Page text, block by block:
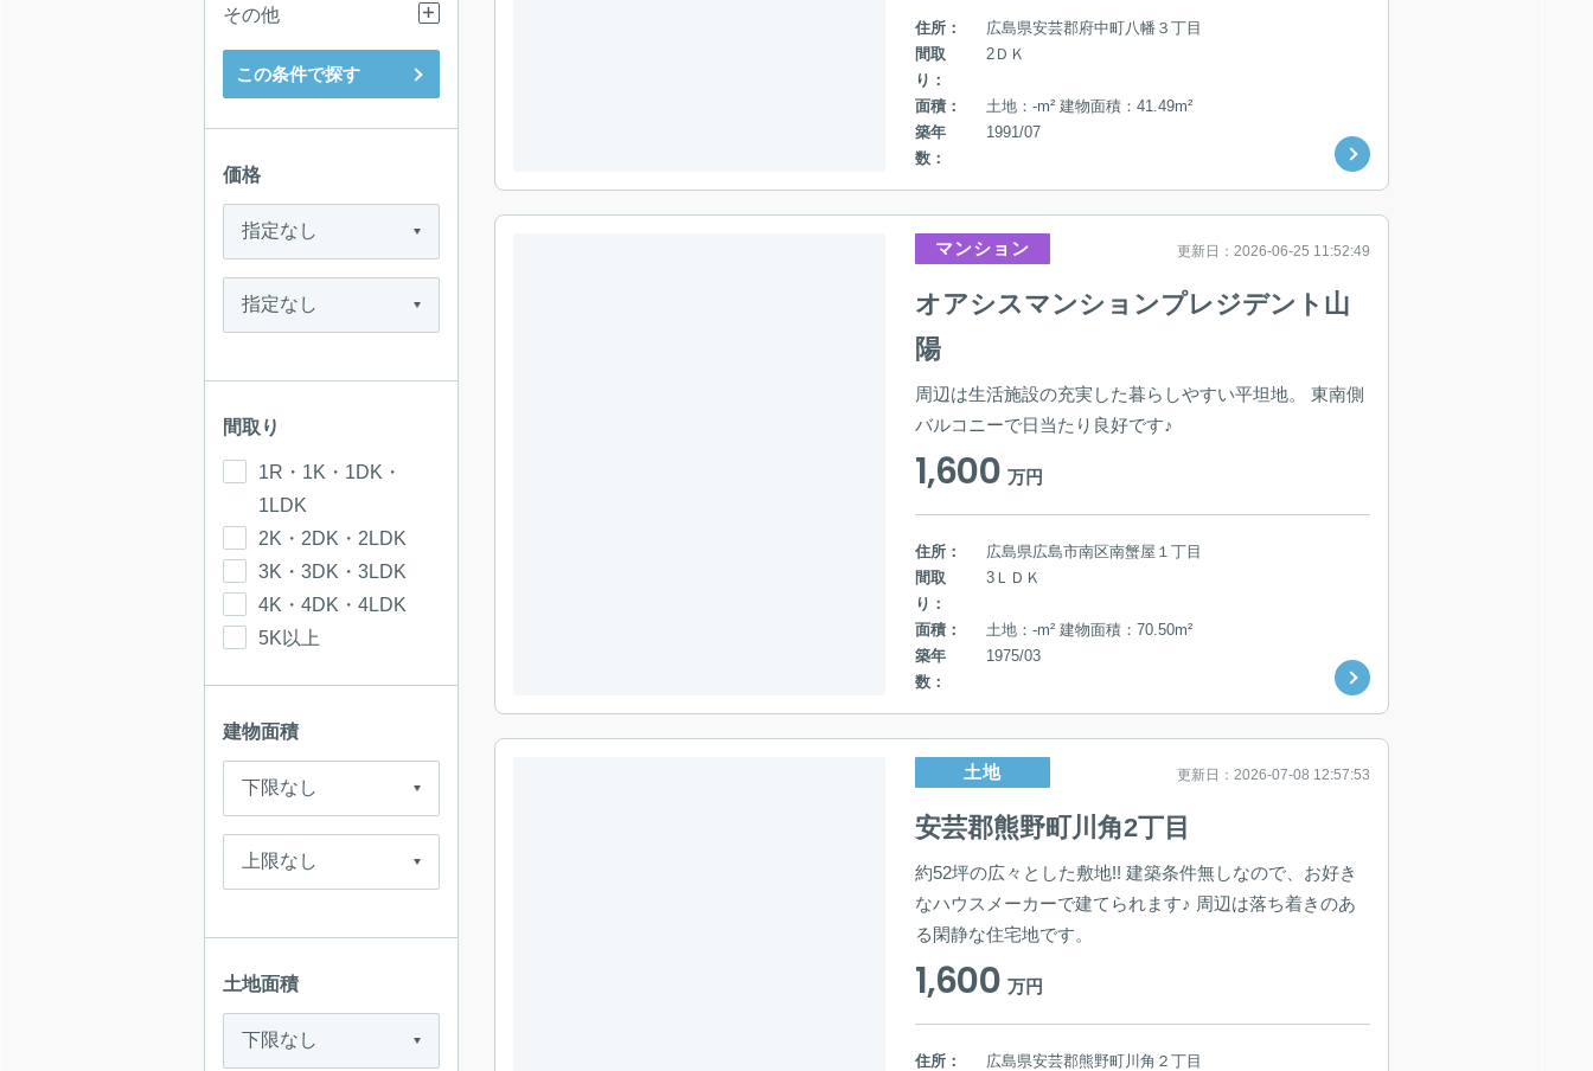
その他
この条件で探す
価格
間取り
1R・1K・1DK・
1LDK
2K・2DK・2LDK
3K・3DK・3LDK
4K・4DK・4LDK
5K以上
建物面積
土地面積
住所：
広島県安芸郡府中町八幡３丁目
間取
り：
2ＤＫ
面積：
土地：-m² 建物面積：41.49m²
築年
数：
1991/07
マンション 更新日：2026-06-25 11:52:49
オアシスマンションプレジデント山
陽
周辺は生活施設の充実した暮らしやすい平坦地。 東南側
バルコニーで日当たり良好です♪
1,600 万円
住所：
広島県広島市南区南蟹屋１丁目
間取
り：
3ＬＤＫ
面積：
土地：-m² 建物面積：70.50m²
築年
数：
1975/03
土地 更新日：2026-07-08 12:57:53
安芸郡熊野町川角2丁目
約52坪の広々とした敷地!! 建築条件無しなので、お好き
なハウスメーカーで建てられます♪ 周辺は落ち着きのあ
る閑静な住宅地です。
1,600 万円
住所：
広島県安芸郡熊野町川角２丁目